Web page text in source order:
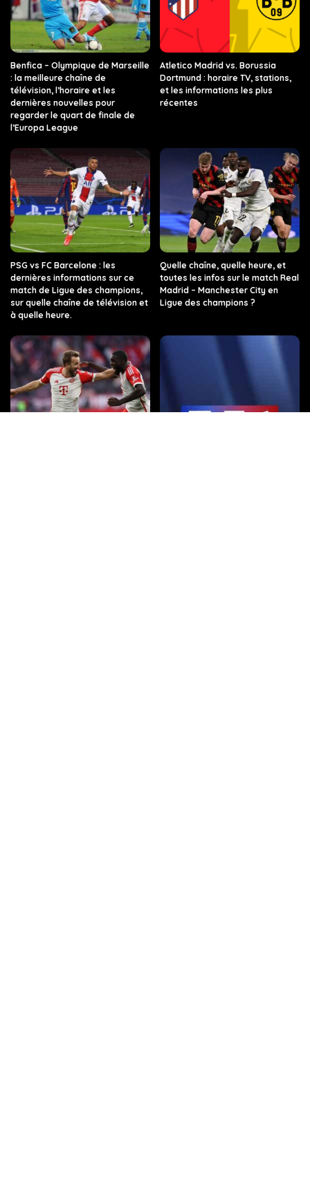
Benfica – Olympique de Marseille
: la meilleure chaîne de
télévision, l’horaire et les
dernières nouvelles pour
regarder le quart de finale de
l’Europa League
Atletico Madrid vs. Borussia
Dortmund : horaire TV, stations,
et les informations les plus
récentes
PSG vs FC Barcelone : les
dernières informations sur ce
match de Ligue des champions,
sur quelle chaîne de télévision et
à quelle heure.
Quelle chaîne, quelle heure, et
toutes les infos sur le match Real
Madrid – Manchester City en
Ligue des champions ?